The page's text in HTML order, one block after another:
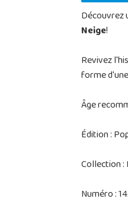
Découvrez
Neige!
Revivez
forme
Âge
Édition :
Collection :
Numéro :